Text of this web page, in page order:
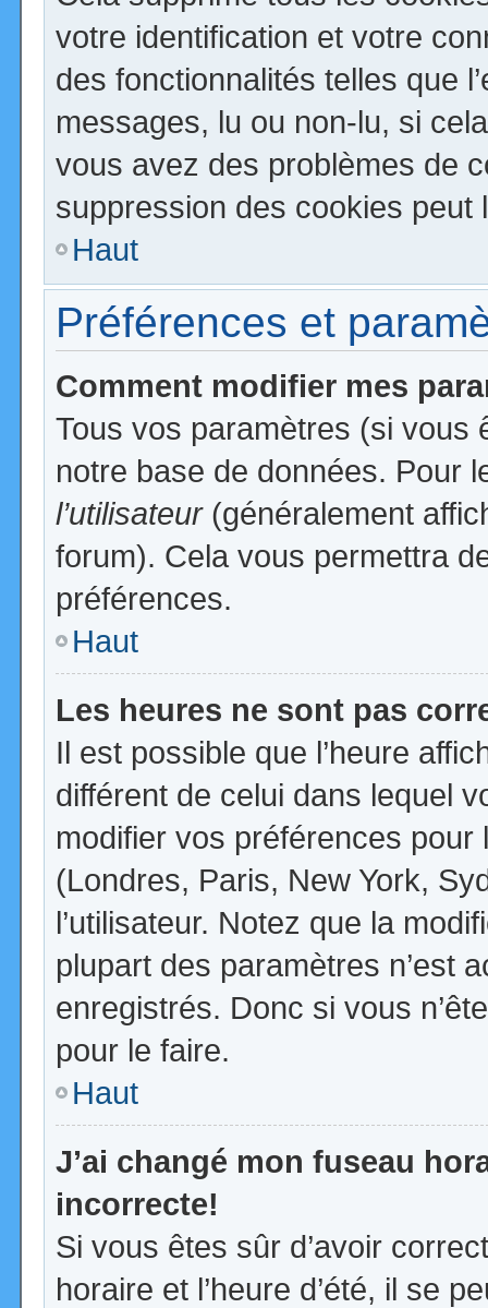
votre identification et votre
des fonctionnalités telles que
messages, lu ou non-lu, si
vous avez des problèmes de
suppression des cookies peut
Haut
Préférences et
Comment modifier mes
Tous vos paramètres (si vous
notre base de données. Pour
l’utilisateur(généralement
forum). Cela vous permettra
préférences.
Haut
Les heures ne sont pas
Il est possible que l’heure
différent de celui dans lequel
modifier vos préférences
(Londres, Paris, New York,
l’utilisateur. Notez que la
plupart des paramètres n’est
enregistrés. Donc si vous
pour le faire.
Haut
J’ai changé mon fuseau
incorrecte!
Si vous êtes sûr d’avoir
horaire et l’heure d’été, il se